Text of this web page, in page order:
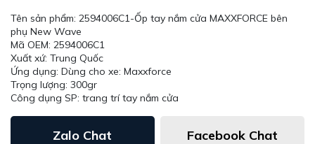
Tên sản phẩm: 2594006C1-Ốp tay nắm cửa MAXXFORCE bên
phụ New Wave
Mã OEM: 2594006C1
Xuất xứ: Trung Quốc
Ứng dụng: Dùng cho xe: Maxxforce
Trọng lượng: 300gr
Công dụng SP: trang trí tay nắm cửa
Zalo Chat Facebook Chat